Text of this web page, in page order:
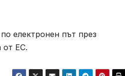
електронен път през
от ЕС.